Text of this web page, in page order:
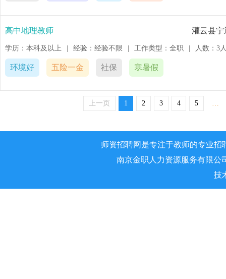
高中地理教师 灌云县宁
学历：本科及以上 经验：经验不限 工作类型：全职 人数：3
环境好 五险一金 社保 寒暑假
上一页 1 2 3 4 5 …
师资招聘网是专注于教师的专业
南京金职人力资源服务有限公
技